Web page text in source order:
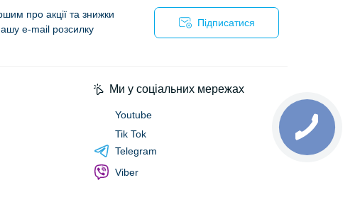
про акції та знижки
e-mail розсилку
Підписатися
Ми у соціальних мережах
Youtube
Tik Tok
Telegram
Viber